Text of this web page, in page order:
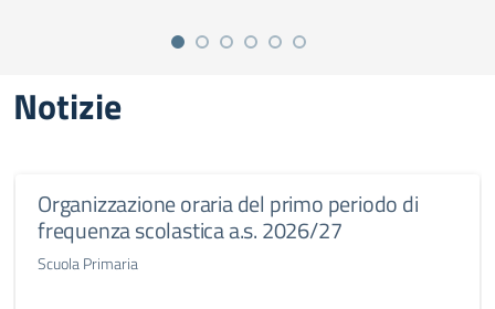
Notizie
Organizzazione oraria del primo periodo di
frequenza scolastica a.s. 2026/27
Scuola Primaria